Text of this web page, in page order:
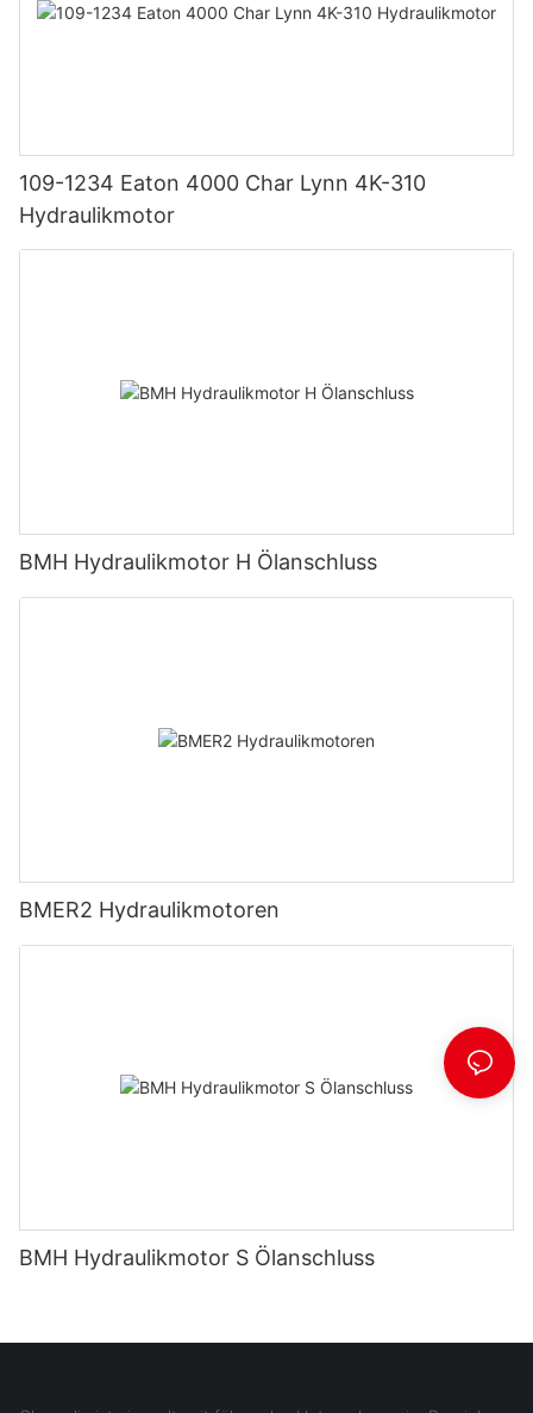
109-1234 Eaton 4000 Char Lynn 4K-310
Hydraulikmotor
BMH Hydraulikmotor H Ölanschluss
BMER2 Hydraulikmotoren
BMH Hydraulikmotor S Ölanschluss